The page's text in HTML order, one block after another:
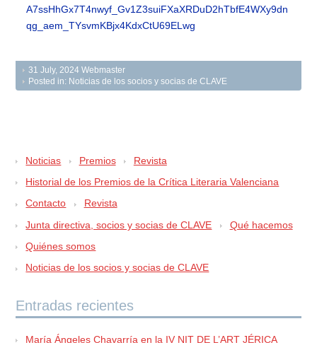
A7ssHhGx7T4nwyf_Gv1Z3suiFXaXRDuD2hTbfE4WXy9dn
qg_aem_TYsvmKBjx4KdxCtU69ELwg
31 July, 2024 Webmaster
Posted in: Noticias de los socios y socias de CLAVE
Noticias Premios
Revista
Historial de los Premios de la Crítica Literaria Valenciana
Contacto
Revista
Junta directiva, socios y socias de CLAVE
Qué hacemos
Quiénes somos
Noticias de los socios y socias de CLAVE
Entradas recientes
María Ángeles Chavarría en la IV NIT DE L’ART JÉRICA